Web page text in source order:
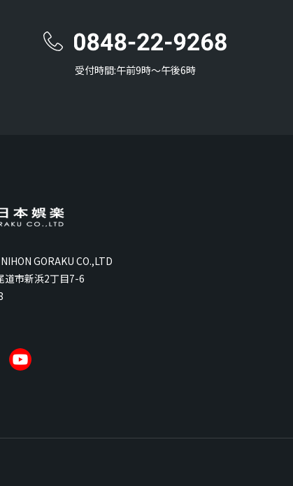
受付時間:午前9時〜午後6時
GORAKU CO.,LTD
道市新浜2丁目7-6